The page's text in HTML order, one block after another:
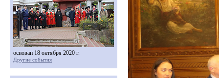
основан 18 октября 2020 г.
Другие события